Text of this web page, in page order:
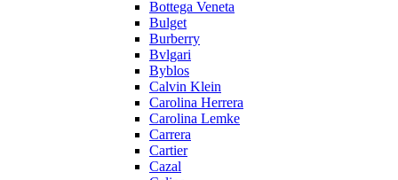
Bottega Veneta
Bulget
Burberry
Bvlgari
Byblos
Calvin Klein
Carolina Herrera
Carolina Lemke
Carrera
Cartier
Cazal